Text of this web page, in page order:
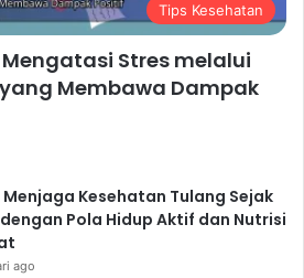
kuat sangat penting untuk
kesejahteraan. Luangkan waktu
orang-orang yang Anda
hubungan yang berarti.
Baik dari
hubungan sosial yang
hubungan yang dangkal.
Dukungan
Tips Kesehatan
Stres melalui
Membawa Dampak
Menjaga Kesehatan Tulang Sejak
Pola Hidup Aktif dan Nutrisi
ago